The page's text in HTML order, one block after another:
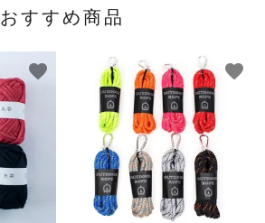
おすすめ商品
favorite favorite